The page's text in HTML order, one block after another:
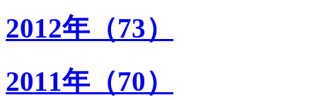
2012年（73）
2011年（70）